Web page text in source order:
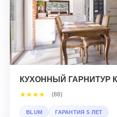
КУХОННЫЙ ГАРНИТУР
★★★★ (88)
BLUM ГАРАНТИЯ 5 ЛЕТ